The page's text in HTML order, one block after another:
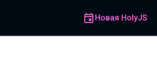
Новая HolyJS